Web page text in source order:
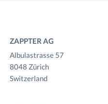
ZAPPTER AG
Albulastrasse 57
8048 Zürich
Switzerland